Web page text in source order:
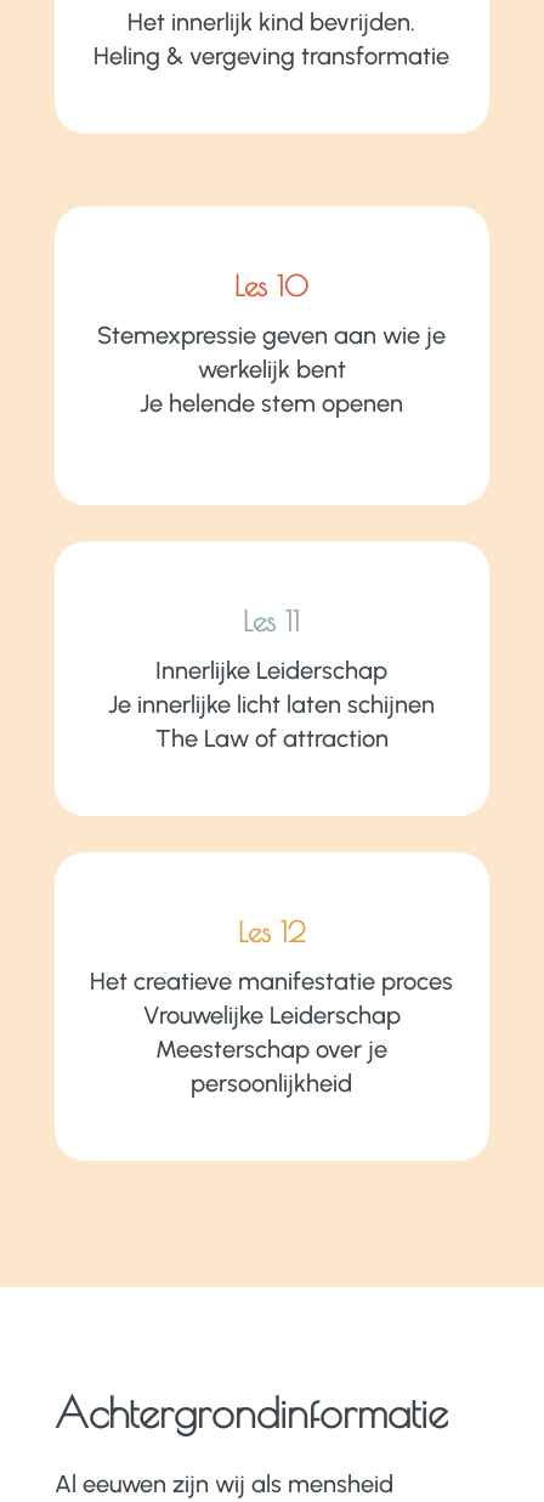
Het innerlijk kind bevrijden.
Heling & vergeving transformatie
Les 10
Stemexpressie geven aan wie je
werkelijk bent
Je helende stem openen
Les 11
Innerlijke Leiderschap
Je innerlijke licht laten schijnen
The Law of attraction
Les 12
Het creatieve manifestatie proces
Vrouwelijke Leiderschap
Meesterschap over je
persoonlijkheid
Achtergrondinformatie
Al eeuwen zijn wij als mensheid